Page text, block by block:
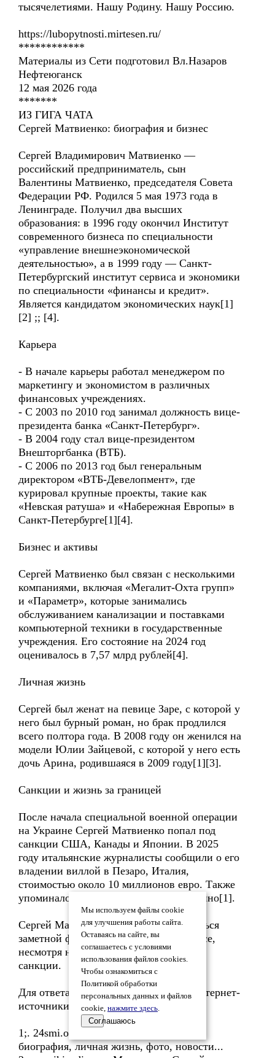
тысячелетиями. Нашу Родину. Нашу Россию.
https://lubopytnosti.mirtesen.ru/
************
Материалы из Сети подготовил Вл.Назаров
Нефтеюганск
12 мая 2026 года
*******
ИЗ ГИГА ЧАТА
Сергей Матвиенко: биография и бизнес
Сергей Владимирович Матвиенко —
российский предприниматель, сын
Валентины Матвиенко, председателя Совета
Федерации РФ. Родился 5 мая 1973 года в
Ленинграде. Получил два высших
образования: в 1996 году окончил Институт
современного бизнеса по специальности
«управление внешнеэкономической
деятельностью», а в 1999 году — Санкт-
Петербургский институт сервиса и экономики
по специальности «финансы и кредит».
Является кандидатом экономических наук[1]
[2] ;; [4].
Карьера
- В начале карьеры работал менеджером по
маркетингу и экономистом в различных
финансовых учреждениях.
- С 2003 по 2010 год занимал должность вице-
президента банка «Санкт-Петербург».
- В 2004 году стал вице-президентом
Внешторгбанка (ВТБ).
- С 2006 по 2013 год был генеральным
директором «ВТБ-Девелопмент», где
курировал крупные проекты, такие как
«Невская ратуша» и «Набережная Европы» в
Санкт-Петербурге[1][4].
Бизнес и активы
Сергей Матвиенко был связан с несколькими
компаниями, включая «Мегалит-Охта групп»
и «Параметр», которые занимались
обслуживанием канализации и поставками
компьютерной техники в государственные
учреждения. Его состояние на 2024 год
оценивалось в 7,57 млрд рублей[4].
Личная жизнь
Сергей был женат на певице Заре, с которой у
него был бурный роман, но брак продлился
всего полтора года. В 2008 году он женился на
модели Юлии Зайцевой, с которой у него есть
дочь Арина, родившаяся в 2009 году[1][3].
Санкции и жизнь за границей
После начала специальной военной операции
на Украине Сергей Матвиенко попал под
санкции США, Канады и Японии. В 2025
году итальянские журналисты сообщили о его
владении виллой в Пезаро, Италия,
стоимостью около 10 миллионов евро. Также
упоминалось о его активах в Сан-Марино[1].
Сергей Матвиенко продолжает оставаться
заметной фигурой в российском бизнесе,
несмотря на сложные обстоятельства и
санкции.
Для ответа использовал актуальные интернет-
источники:
1;. 24smi.org: Сергей Матвиенко —
биография, личная жизнь, фото, новости...
Мы используем файлы cookie
для улучшения работы сайта.
Оставаясь на сайте, вы
соглашаетесь с условиями
использования файлов cookies.
Чтобы ознакомиться с
Политикой обработки
персональных данных и файлов
cookie, нажмите здесь.
Соглашаюсь